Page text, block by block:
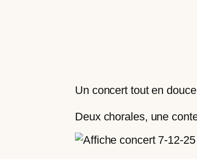
Un concert tout en
Deux chorales, une